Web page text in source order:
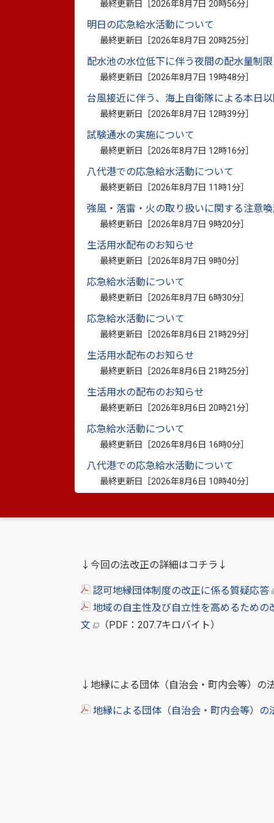
最終更新日［2026年8月7日 20時56分
明日の応急給水活動について
最終更新日［2026年8月7日 20時25分
配水池の水位低下に伴う夜間の配水量制
最終更新日［2026年8月7日 19時48分
台風接近に伴う、海上自衛隊による本日
最終更新日［2026年8月7日 12時39分
試験通水の実施について
最終更新日［2026年8月7日 12時16分
八代港での応急給水活動について
最終更新日［2026年8月7日 11時1分
強風・落雷・火の取り扱いに関する注意
最終更新日［2026年8月7日 9時20分
生活用水配布のお知らせ
最終更新日［2026年8月7日 9時0分
応急給水活動について
最終更新日［2026年8月7日 6時30分
応急給水活動について
最終更新日［2026年8月6日 21時29分
生活用水配布のお知らせ
最終更新日［2026年8月6日 21時25分
生活用水の配布のお知らせ
最終更新日［2026年8月6日 20時21分
応急給水活動について
最終更新日［2026年8月6日 16時0分
八代港での応急給水活動について
最終更新日［2026年8月6日 10時40分
係）
このたび、地方自治法施行規則が一部改正
1 書面又は電磁的方法による決議の規定
以下の2つの方法が新たに規定されました。
(1)本来であれば総会において決議すべき場
について、構成員全員の承諾があれば、書
（決議は通常の決議要件が適用されます
いれば、通常どおり総会を開催する必要が
(2)本来であれば総会において決議すべき事
の決議事項について構成員全員の賛成の意
のとみなされます。（その決議事項につ
あれば、通常どおり総会を開催する必要が
※電磁的方法とは・・・電子メールなどに
に記録して、そのディスク等を交付する方
2 解散に伴う清算人による債権者に対す
認可地縁団体が解散した場合、清算人は
告をしなければなりませんが、公告の回数
3 認可地縁団体同士の合併の規定の創設（
認可地縁団体は、総会の決議により同一市
↓今回の法改正の詳細はコチラ↓
認可地縁団体制度の改正に係る質疑応答
地域の自主性及び自立性を高めるため
文
（PDF：207.7キロバイト）
↓地縁による団体（自治会・町内会等）の
地縁による団体（自治会・町内会等）の